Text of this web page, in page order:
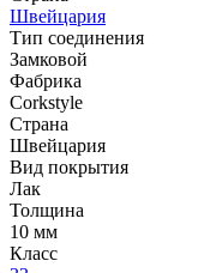
Швейцария
Тип соединения
Замковой
Фабрика
Corkstyle
Страна
Швейцария
Вид покрытия
Лак
Толщина
10 мм
Класс